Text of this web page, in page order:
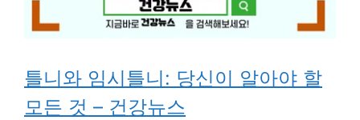
틀니와 임시틀니: 당신이 알아야 할
모든 것 – 건강뉴스